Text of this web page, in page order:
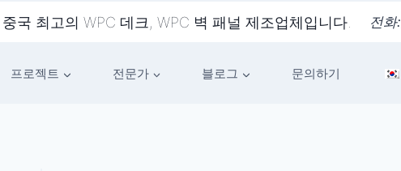
국 최고의 WPC 데크, WPC 벽 패널 제조업체입니다. 전화:
프로젝트 전문가 블로그 문의하기